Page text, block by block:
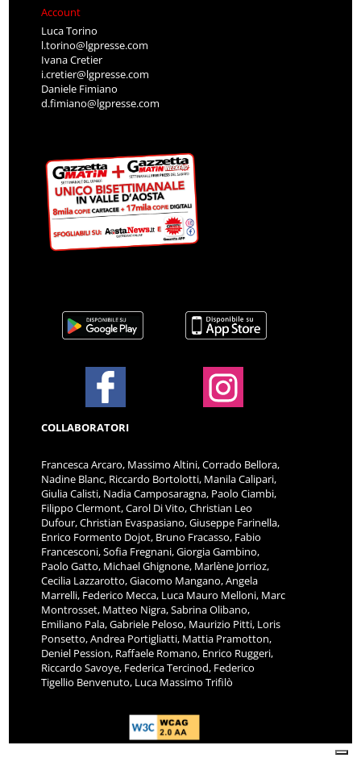
Account
Luca Torino
l.torino@lgpresse.com
Ivana Cretier
i.cretier@lgpresse.com
Daniele Fimiano
d.fimiano@lgpresse.com
COLLABORATORI
Francesca Arcaro, Massimo Altini, Corrado Bellora,
Nadine Blanc, Riccardo Bortolotti, Manila Calipari,
Giulia Calisti, Nadia Camposaragna, Paolo Ciambi,
Filippo Clermont, Carol Di Vito, Christian Leo
Dufour, Christian Evaspasiano, Giuseppe Farinella,
Enrico Formento Dojot, Bruno Fracasso, Fabio
Francesconi, Sofia Fregnani, Giorgia Gambino,
Paolo Gatto, Michael Ghignone, Marlène Jorrioz,
Cecilia Lazzarotto, Giacomo Mangano, Angela
Marrelli, Federico Mecca, Luca Mauro Melloni, Marc
Montrosset, Matteo Nigra, Sabrina Olibano,
Emiliano Pala, Gabriele Peloso, Maurizio Pitti, Loris
Ponsetto, Andrea Portigliatti, Mattia Pramotton,
Deniel Pession, Raffaele Romano, Enrico Ruggeri,
Riccardo Savoye, Federica Tercinod, Federico
Tigellio Benvenuto, Luca Massimo Trifilò